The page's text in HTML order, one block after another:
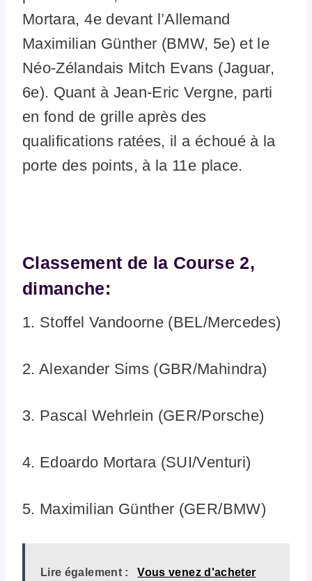
Mortara, 4e devant l’Allemand
Maximilian Günther (BMW, 5e) et le
Néo-Zélandais Mitch Evans (Jaguar,
6e). Quant à Jean-Eric Vergne, parti
en fond de grille après des
qualifications ratées, il a échoué à la
porte des points, à la 11e place.
Classement de la Course 2,
dimanche:
1. Stoffel Vandoorne (BEL/Mercedes)
2. Alexander Sims (GBR/Mahindra)
3. Pascal Wehrlein (GER/Porsche)
4. Edoardo Mortara (SUI/Venturi)
5. Maximilian Günther (GER/BMW)
Lire également : Vous venez d'acheter